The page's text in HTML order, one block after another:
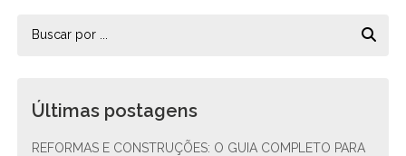
Últimas postagens
REFORMAS E CONSTRUÇÕES: O GUIA COMPLETO PARA